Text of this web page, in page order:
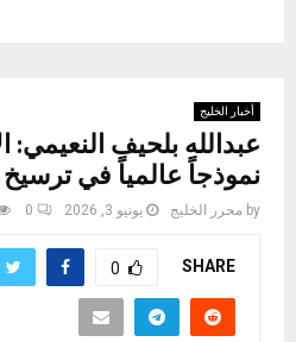
أخبار الخليج
عبدالله بلحيف النعيمي:
نموذجاً عالمياً في
by محرر الخليج يونيو 3, 2026 0
SHARE
0